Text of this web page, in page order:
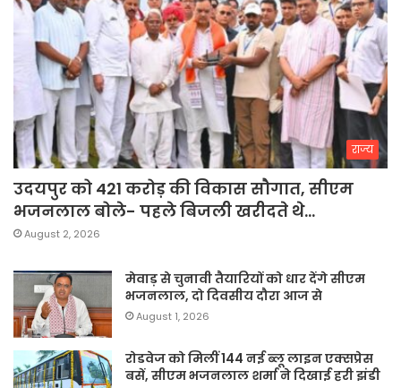
राज्य
उदयपुर को 421 करोड़ की विकास सौगात, सीएम
भजनलाल बोले- पहले बिजली खरीदते थे…
August 2, 2026
मेवाड़ से चुनावी तैयारियों को धार देंगे सीएम
भजनलाल, दो दिवसीय दौरा आज से
August 1, 2026
रोडवेज को मिलीं 144 नई ब्लू लाइन एक्सप्रेस
बसें, सीएम भजनलाल शर्मा ने दिखाई हरी झंडी